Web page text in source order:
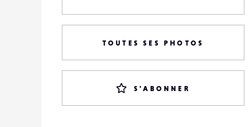
TOUTES SES PHOTOS
S'ABONNER